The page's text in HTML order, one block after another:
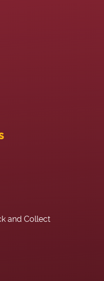
and Collect